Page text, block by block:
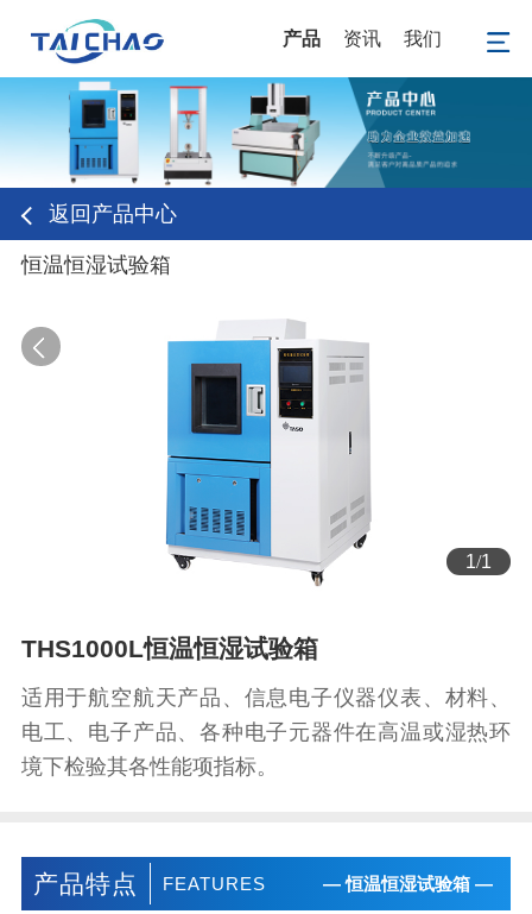
产品 资讯 我们
返回产品中心
恒温恒湿试验箱
1/1
THS1000L恒温恒湿试验箱
适用于航空航天产品、信息电子仪器仪表、材料、
电工、电子产品、各种电子元器件在高温或湿热环
境下检验其各性能项指标。
产品特点 FEATURES — 恒温恒湿试验箱 —